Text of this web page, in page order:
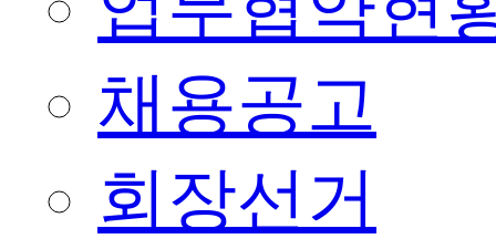
채용공고
회장선거